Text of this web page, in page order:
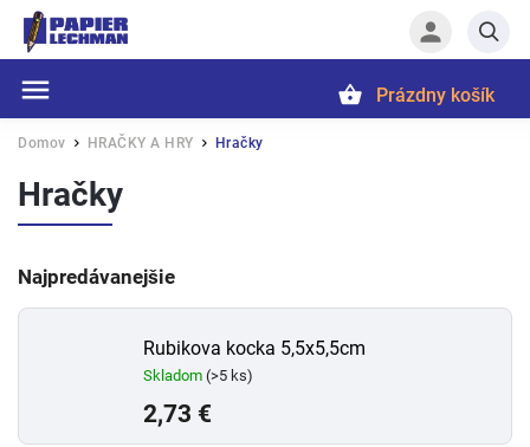
Hľadať
Prázdny košík
Domov / HRAČKY A HRY / Hračky
Hračky
Najpredávanejšie
Rubikova kocka 5,5x5,5cm
Skladom (>5 ks)
2,73 €